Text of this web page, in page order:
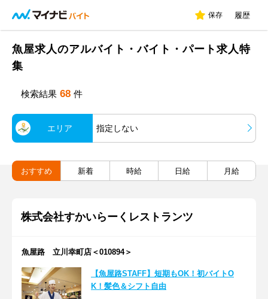
保存 履歴
魚屋求人のアルバイト・バイト・パート求人特
集
検索結果 68 件
エリア 指定しない
おすすめ 新着 時給 日給 月給
株式会社すかいらーくレストランツ
魚屋路 立川幸町店＜010894＞
【魚屋路STAFF】短期もOK！初バイトO
K！髪色＆シフト自由